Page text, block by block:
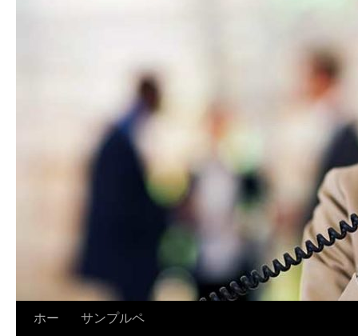
ホー
サンプルペ